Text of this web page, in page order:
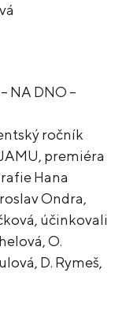
NA DNO –
ročník
premiéra
Hana
Ondra,
účinkovali
O.
D. Rymeš,